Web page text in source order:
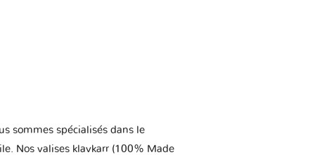
sommes spécialisés dans le
Nos valises klavkarr (100% Made